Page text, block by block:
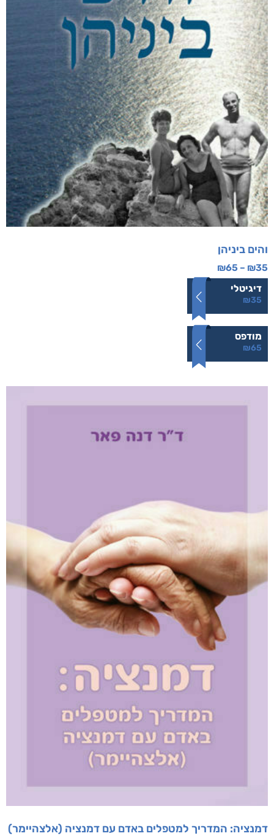
והים ביניהן
₪35
–
₪65
דיגיטלי
₪35
מודפס
₪65
דמנציה: המדריך למטפלים באדם עם דמנציה (אלצהיימר)